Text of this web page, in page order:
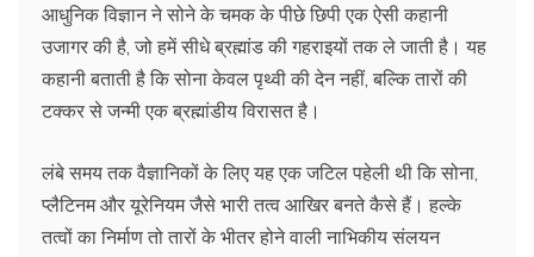
आधुनिक विज्ञान ने सोने के चमक के पीछे छिपी एक ऐसी कहानी
उजागर की है, जो हमें सीधे ब्रह्मांड की गहराइयों तक ले जाती है। यह
कहानी बताती है कि सोना केवल पृथ्वी की देन नहीं, बल्कि तारों की
टक्कर से जन्मी एक ब्रह्मांडीय विरासत है।
लंबे समय तक वैज्ञानिकों के लिए यह एक जटिल पहेली थी कि सोना,
प्लैटिनम और यूरेनियम जैसे भारी तत्व आखिर बनते कैसे हैं। हल्के
तत्वों का निर्माण तो तारों के भीतर होने वाली नाभिकीय संलयन